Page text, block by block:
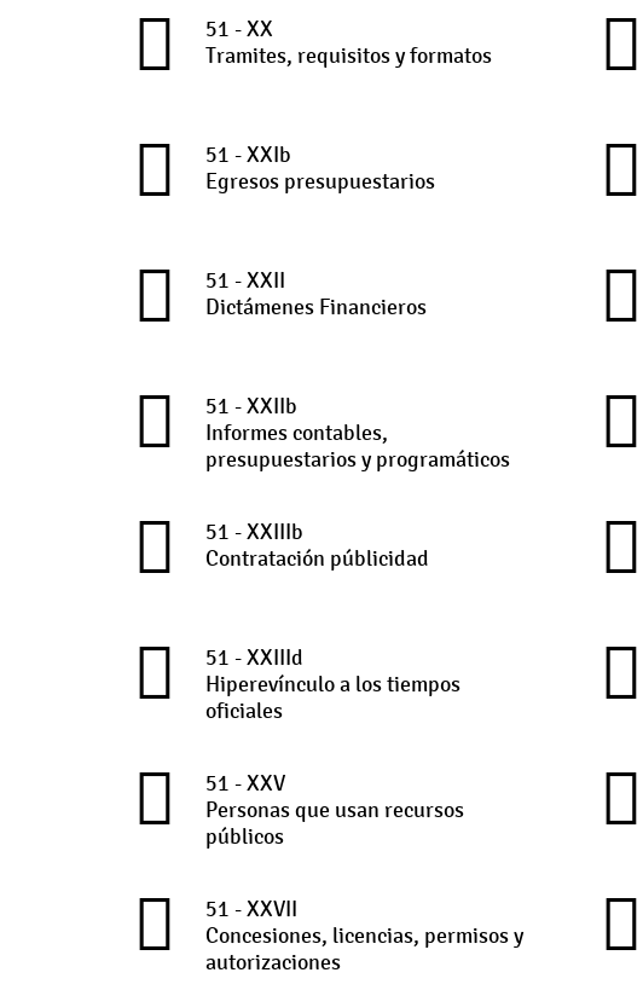
51 - XX
Tramites, requisitos y formatos
51 - XXIb
Egresos presupuestarios
51 - XXII
Dictámenes Financieros
51 - XXIIb
Informes contables,
presupuestarios y programáticos
51 - XXIIIb
Contratación públicidad
51 - XXIIId
Hiperevínculo a los tiempos
oficiales
51 - XXV
Personas que usan recursos
públicos
51 - XXVII
Concesiones, licencias, permisos y
autorizaciones